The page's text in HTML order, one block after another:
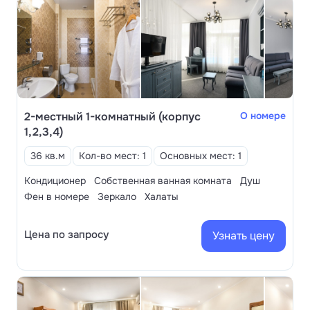
2-местный 1-комнатный (корпус
1,2,3,4)
О номере
36 кв.м Кол-во мест: 1
Основных мест: 1
Кондиционер
Собственная ванная комната
Душ
Фен в номере
Зеркало Халаты
Цена по запросу Узнать цену